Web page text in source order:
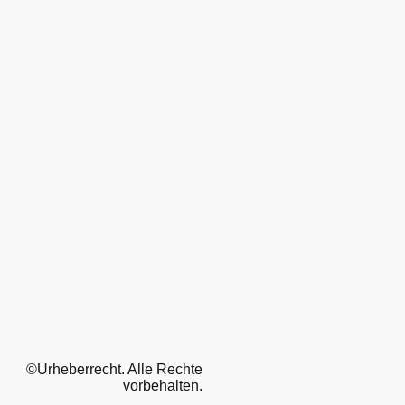
©Urheberrecht. Alle Rechte
vorbehalten.